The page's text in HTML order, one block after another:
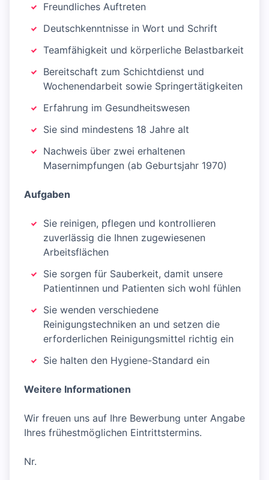
Freundliches Auftreten
Deutschkenntnisse in Wort und Schrift
Teamfähigkeit und körperliche Belastbarkeit
Bereitschaft zum Schichtdienst und
Wochenendarbeit sowie Springertätigkeiten
Erfahrung im Gesundheitswesen
Sie sind mindestens 18 Jahre alt
Nachweis über zwei erhaltenen
Masernimpfungen (ab Geburtsjahr 1970)
Aufgaben
Sie reinigen, pflegen und kontrollieren
zuverlässig die Ihnen zugewiesenen
Arbeitsflächen
Sie sorgen für Sauberkeit, damit unsere
Patientinnen und Patienten sich wohl fühlen
Sie wenden verschiedene
Reinigungstechniken an und setzen die
erforderlichen Reinigungsmittel richtig ein
Sie halten den Hygiene-Standard ein
Weitere Informationen
Wir freuen uns auf Ihre Bewerbung unter Angabe
Ihres frühestmöglichen Eintrittstermins.
Nr.